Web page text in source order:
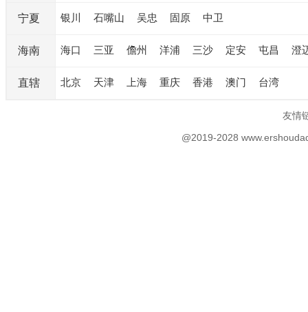
宁夏 银川 石嘴山 吴忠 固原 中卫
海南 海口 三亚 儋州 洋浦 三沙 定安 屯昌 澄
直辖 北京 天津 上海 重庆 香港 澳门 台湾
友情
@2019-2028